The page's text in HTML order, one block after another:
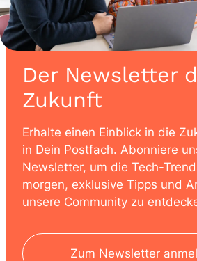
Der Newsletter
Zukunft
Erhalte einen Einblick in die
in Dein Postfach. Abonniere
Newsletter, um die Tech-
morgen, exklusive Tipps und
unsere Community zu
Zum Newsletter